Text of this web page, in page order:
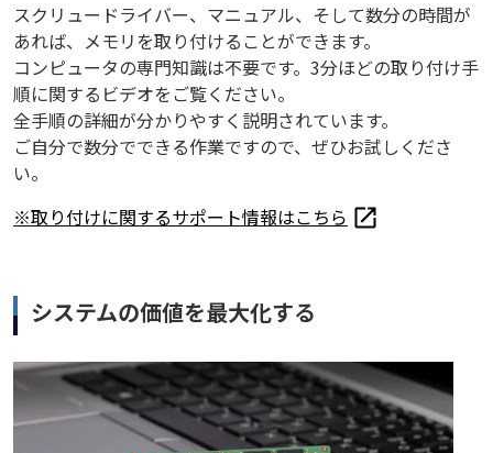
スクリュードライバー、マニュアル、そして数分の時間が
あれば、メモリを取り付けることができます。
コンピュータの専門知識は不要です。3分ほどの取り付け手
順に関するビデオをご覧ください。
全手順の詳細が分かりやすく説明されています。
ご自分で数分でできる作業ですので、ぜひお試しくださ
い。
※取り付けに関するサポート情報はこちら
システムの価値を最大化する